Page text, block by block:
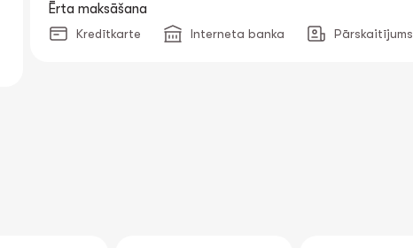
Ērta maksāšana
Kredītkarte Interneta banka Pārskaitījums